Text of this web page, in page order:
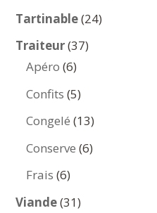
Tartinable 2424
Traiteur 3737
Apéro 66
produits
Confits 55
produits
Congelé 1313
produits
Conserve 66
Frais 66
produits
Viande 3131